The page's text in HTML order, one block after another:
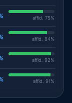
affid. 75%
affid. 84%
affid. 92%
affid. 91%